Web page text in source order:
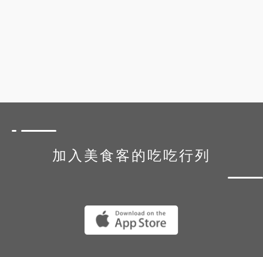
加入美食客的吃吃行列